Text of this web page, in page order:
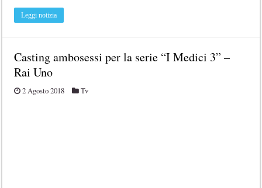
Leggi notizia
Casting ambosessi per la serie “I Medici 3” –
Rai Uno
2 Agosto 2018 Tv